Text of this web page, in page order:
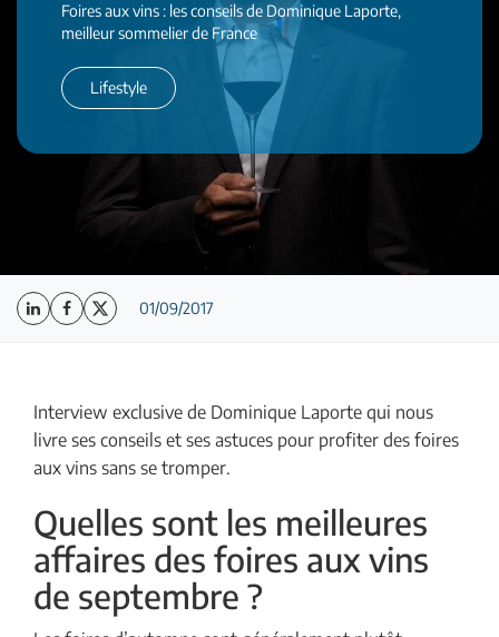
Foires aux vins : les conseils de Dominique Laporte,
meilleur sommelier de France
Lifestyle
01/09/2017
Interview exclusive de Dominique Laporte qui nous
livre ses conseils et ses astuces pour profiter des foires
aux vins sans se tromper.
Quelles sont les meilleures
affaires des foires aux vins
de septembre ?